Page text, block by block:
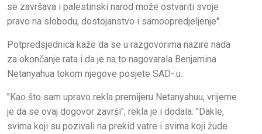
se završava i palestinski narod može ostvariti svoje
pravo na slobodu, dostojanstvo i samoopredjeljenje".
Potpredsjednica kaže da se u razgovorima nazire nada
za okončanje rata i da je na to nagovarala Benjamina
Netanyahua tokom njegove posjete SAD-.u.
"Kao što sam upravo rekla premijeru Netanyahuu, vrijeme
je da se ovaj dogovor završi", rekla je i dodala: "Dakle,
svima koji su pozivali na prekid vatre i svima koji žude